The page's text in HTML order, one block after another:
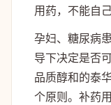
用药，不能自己
孕妇、糖尿病
导下决定是否
品质醇和的泰
个原则。补药